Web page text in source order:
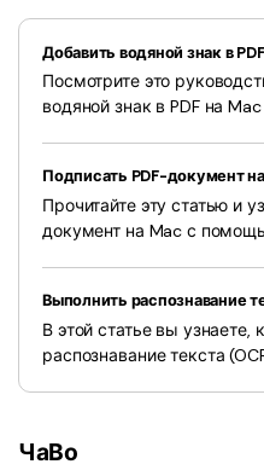
Добавить водяной знак в
Посмотрите это
водяной знак в PDF на
Подписать PDF-документ
Прочитайте эту статью и
документ на Mac с
Выполнить распознавание
В этой статье вы узнаете,
распознавание текста
ЧаВо